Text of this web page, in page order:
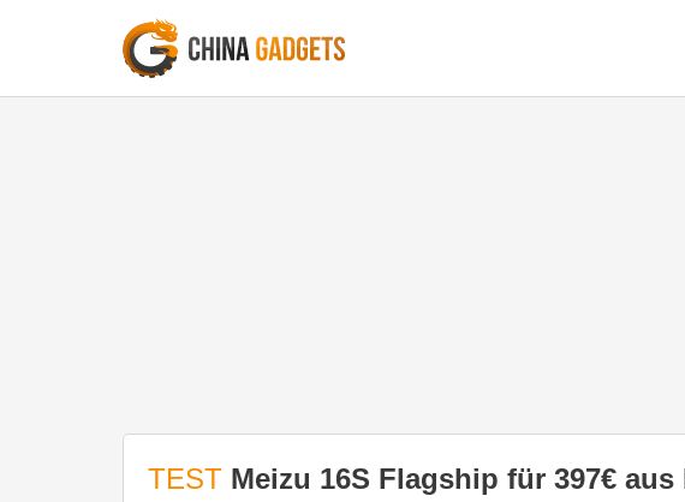
TEST Meizu 16S Flagship für 397€